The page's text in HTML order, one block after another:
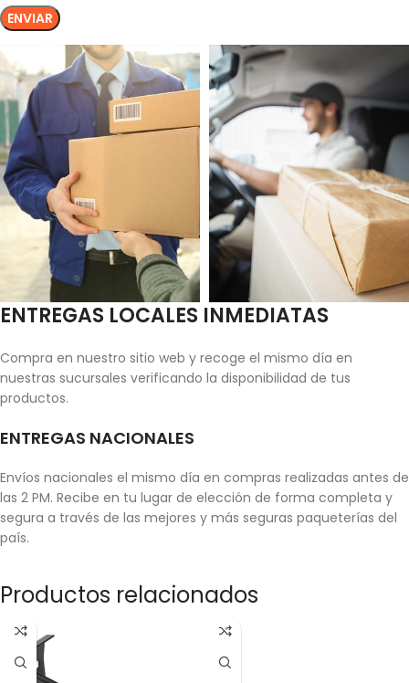
ENTREGAS LOCALES INMEDIATAS
Compra en nuestro sitio web y recoge el mismo día en
nuestras sucursales verificando la disponibilidad de tus
productos.
ENTREGAS NACIONALES
Envíos nacionales el mismo día en compras realizadas antes de
las 2 PM. Recibe en tu lugar de elección de forma completa y
segura a través de las mejores y más seguras paqueterías del
país.
Productos relacionados